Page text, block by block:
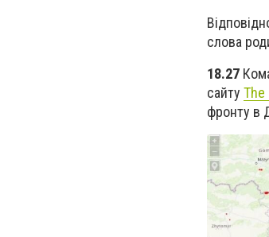
слова
18.27
сайту The
фронту в